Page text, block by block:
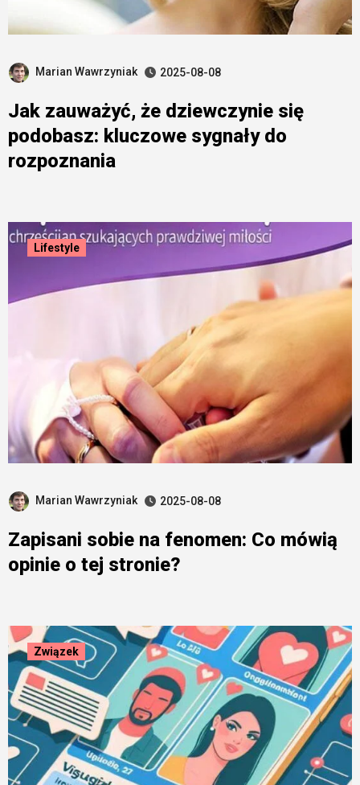
Marian Wawrzyniak 2025-08-08
Jak zauważyć, że dziewczynie się
podobasz: kluczowe sygnały do
rozpoznania
Lifestyle
Marian Wawrzyniak 2025-08-08
Zapisani sobie na fenomen: Co mówią
opinie o tej stronie?
Związek